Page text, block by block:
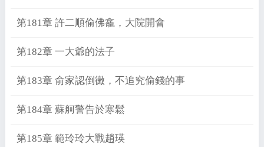
第181章 許二順偷佛龕，大院開會
第182章 一大爺的法子
第183章 俞家認倒黴，不追究偷錢的事
第184章 蘇舸警告於寒鬆
第185章 範玲玲大戰趙瑛